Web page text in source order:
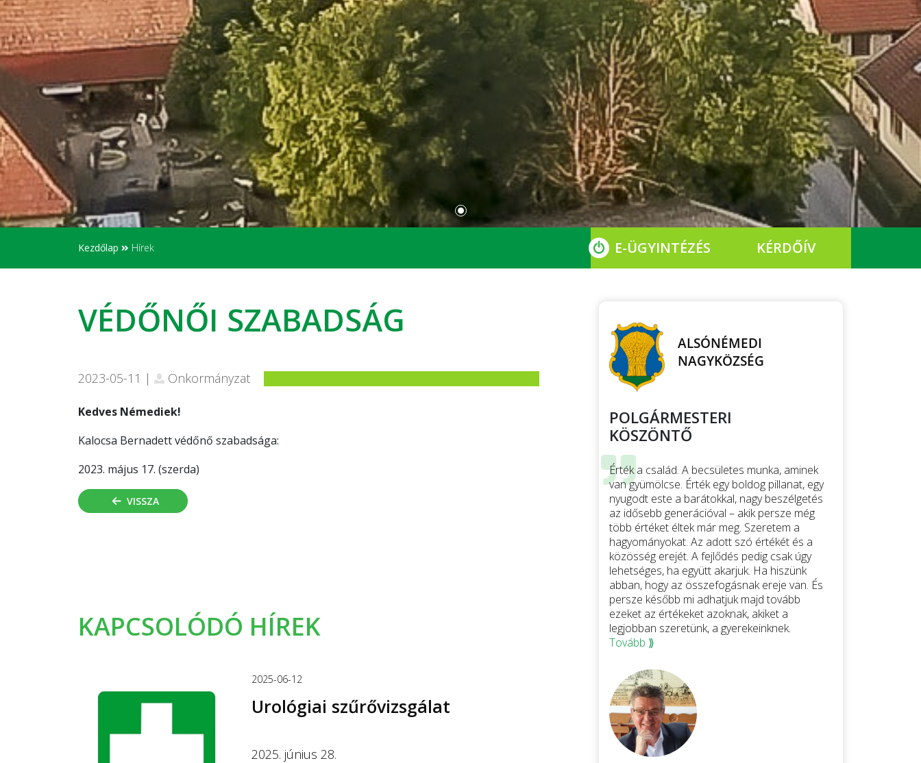
Kezdőlap Hírek E-ÜGYINTÉZÉS KÉRDŐÍV
VÉDŐNŐI SZABADSÁG
2023-05-11 | Önkormányzat
Kedves Némediek!
Kalocsa Bernadett védőnő szabadsága:
2023. május 17. (szerda)
VISSZA
KAPCSOLÓDÓ HÍREK
2025-06-12
Urológiai szűrővizsgálat
2025. június 28.
POLGÁRMESTERI
KÖSZÖNTŐ
Érték a család. A becsületes munka, aminek
van gyümölcse. Érték egy boldog pillanat, egy
nyugodt este a barátokkal, nagy beszélgetés
az idősebb generációval – akik persze még
több értéket éltek már meg. Szeretem a
hagyományokat. Az adott szó értékét és a
közösség erejét. A fejlődés pedig csak úgy
lehetséges, ha együtt akarjuk. Ha hiszünk
abban, hogy az összefogásnak ereje van. És
persze később mi adhatjuk majd tovább
ezeket az értékeket azoknak, akiket a
legjobban szeretünk, a gyerekeinknek.
Tovább ⟫